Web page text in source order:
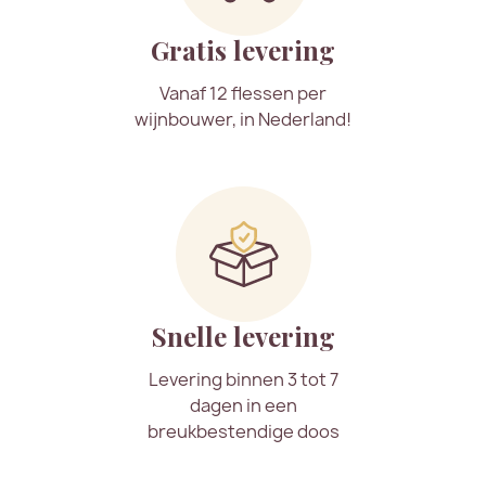
Gratis levering
Vanaf 12 flessen per
wijnbouwer, in Nederland!
Snelle levering
Levering binnen 3 tot 7
dagen in een
breukbestendige doos